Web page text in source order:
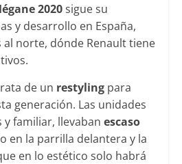
2020sigue su
y desarrollo en España,
al norte, dónde Renault tiene
de un restylingpara
generación. Las unidades
y familiar, llevaban escaso
en la parrilla delantera y la
en lo estético solo habrá